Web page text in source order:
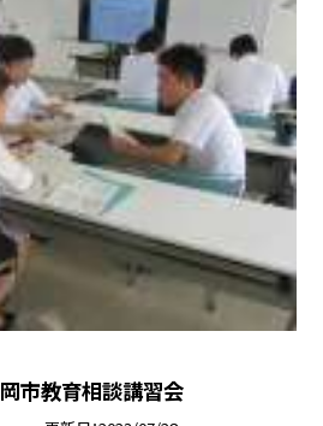
岡市教育相談講習会